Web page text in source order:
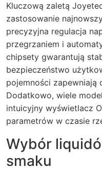
Kluczową zaletą
zastosowanie
precyzyjna regulacja
przegrzaniem i
chipsety gwarantują
bezpieczeństwo
pojemności zapewniają
Dodatkowo, wiele
intuicyjny wyświetlacz
parametrów w czasie
Wybór
smaku